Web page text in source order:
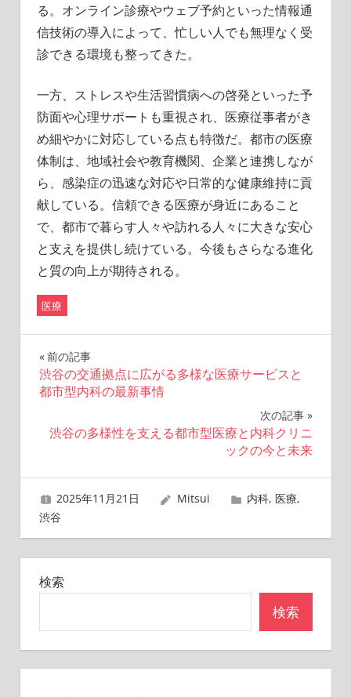
る。オンライン診療やウェブ予約といった情報通
信技術の導入によって、忙しい人でも無理なく受
診できる環境も整ってきた。
一方、ストレスや生活習慣病への啓発といった予
防面や心理サポートも重視され、医療従事者がき
め細やかに対応している点も特徴だ。都市の医療
体制は、地域社会や教育機関、企業と連携しなが
ら、感染症の迅速な対応や日常的な健康維持に貢
献している。信頼できる医療が身近にあること
で、都市で暮らす人々や訪れる人々に大きな安心
と支えを提供し続けている。今後もさらなる進化
と質の向上が期待される。
医療
投
稿
ナ
ゲ
ー
シ
ョ
前の記事
渋谷の交通拠点に広がる多様な医療サービスと
都市型内科の最新事情
次の記事
渋谷の多様性を支える都市型医療と内科クリニ
ックの今と未来
2025年11月21日 Mitsui 内科, 医療,
渋谷
検索
検索